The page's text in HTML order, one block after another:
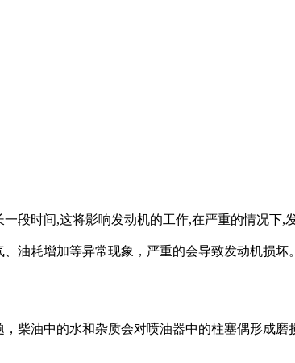
段时间,这将影响发动机的工作,在严重的情况下,
油耗增加等异常现象，严重的会导致发动机损坏。
柴油中的水和杂质会对喷油器中的柱塞偶形成磨